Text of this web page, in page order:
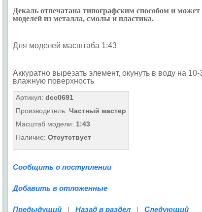
Декаль отпечатана типографским способом и
моделей из металла, смолы и пластика.
Для моделей масштаба 1:43
Аккуратно вырезать элемент, окунуть в воду на
влажную поверхность
Артикул: dec0691
Производитель: Частный мастер
Масштаб модели: 1:43
Наличие: Отсутствует
Сообщить о поступлении
Добавить в отложенные
Предыдущий | Назад в раздел | Следующий